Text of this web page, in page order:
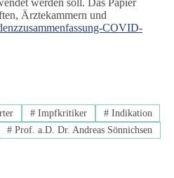
werden soll. Das Papier
Ärztekammern und
COVID-
#Impfkritiker #Indikation
# Prof. a.D. Dr. Andreas Sönnichsen